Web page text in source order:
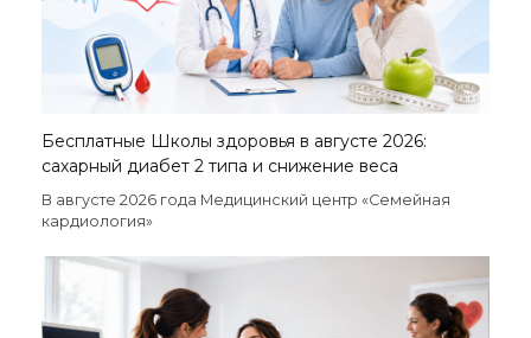
Бесплатные Школы здоровья в августе 2026:
сахарный диабет 2 типа и снижение веса
В августе 2026 года Медицинский центр «Семейная
кардиология»